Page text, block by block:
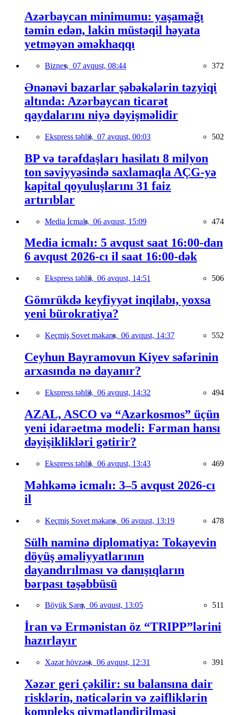
Azərbaycan minimumu: yaşamağı
təmin edən, lakin müstəqil həyata
yetməyən əməkhaqqı
Biznes, 07 avqust, 08:44 372
Ənənəvi bazarlar şəbəkələrin təzyiqi
altında: Azərbaycan ticarət
qaydalarını niyə dəyişməlidir
Ekspress təhlil, 07 avqust, 00:03 502
BP və tərəfdaşları hasilatı 8 milyon
ton səviyyəsində saxlamaqla AÇG-yə
kapital qoyuluşlarını 31 faiz
artırıblar
Media İcmalı, 06 avqust, 15:09 474
Media icmalı: 5 avqust saat 16:00-dan
6 avqust 2026-cı il saat 16:00-dək
Ekspress təhlil, 06 avqust, 14:51 506
Gömrükdə keyfiyyət inqilabı, yoxsa
yeni bürokratiya?
Keçmiş Sovet məkanı, 06 avqust, 14:37 552
Ceyhun Bayramovun Kiyev səfərinin
arxasında nə dayanır?
Ekspress təhlil, 06 avqust, 14:32 494
AZAL, ASCO və “Azərkosmos” üçün
yeni idarəetmə modeli: Fərman hansı
dəyişiklikləri gətirir?
Ekspress təhlil, 06 avqust, 13:43 469
Məhkəmə icmalı: 3–5 avqust 2026-cı
il
Keçmiş Sovet məkanı, 06 avqust, 13:19 478
Sülh naminə diplomatiya: Tokayevin
döyüş əməliyyatlarının
dayandırılması və danışıqların
bərpası təşəbbüsü
Böyük Şərq, 06 avqust, 13:05 511
İran və Ermənistan öz “TRIPP”lərini
hazırlayır
Xəzər hövzəsi, 06 avqust, 12:31 391
Xəzər geri çəkilir: su balansına dair
risklərin, nəticələrin və zəifliklərin
kompleks qiymətləndirilməsi